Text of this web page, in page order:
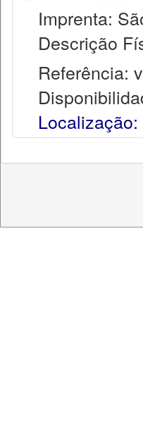
Imprenta:
Descrição
Referência:
Localização: